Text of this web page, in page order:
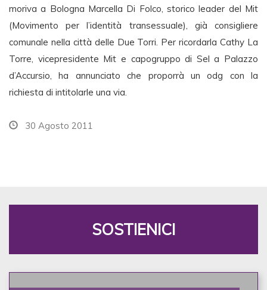
moriva a Bologna Marcella Di Folco, storico leader del Mit
(Movimento per l’identità transessuale), già consigliere
comunale nella città delle Due Torri. Per ricordarla Cathy La
Torre, vicepresidente Mit e capogruppo di Sel a Palazzo
d’Accursio, ha annunciato che proporrà un odg con la
richiesta di intitolarle una via.
30 Agosto 2011
SOSTIENICI